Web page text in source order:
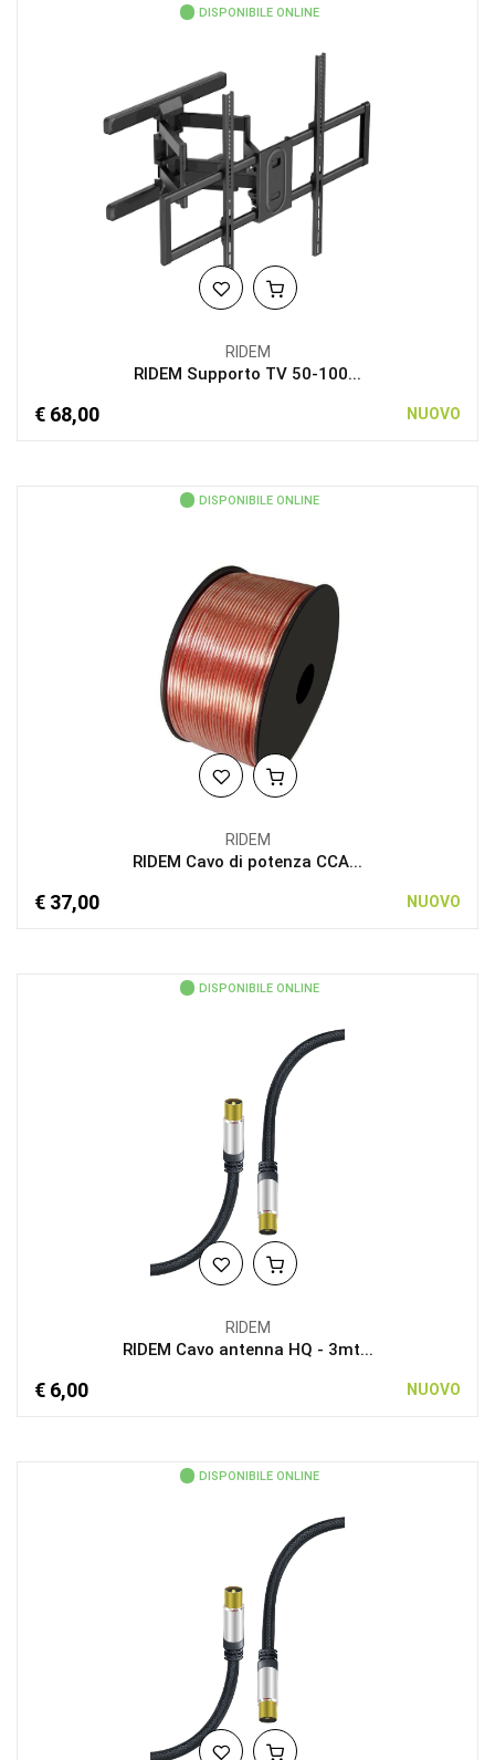
DISPONIBILE ONLINE
RIDEM
RIDEM Supporto TV 50-100...
€ 68,00 NUOVO
DISPONIBILE ONLINE
RIDEM
RIDEM Cavo di potenza CCA...
€ 37,00 NUOVO
DISPONIBILE ONLINE
RIDEM
RIDEM Cavo antenna HQ - 3mt...
€ 6,00 NUOVO
DISPONIBILE ONLINE